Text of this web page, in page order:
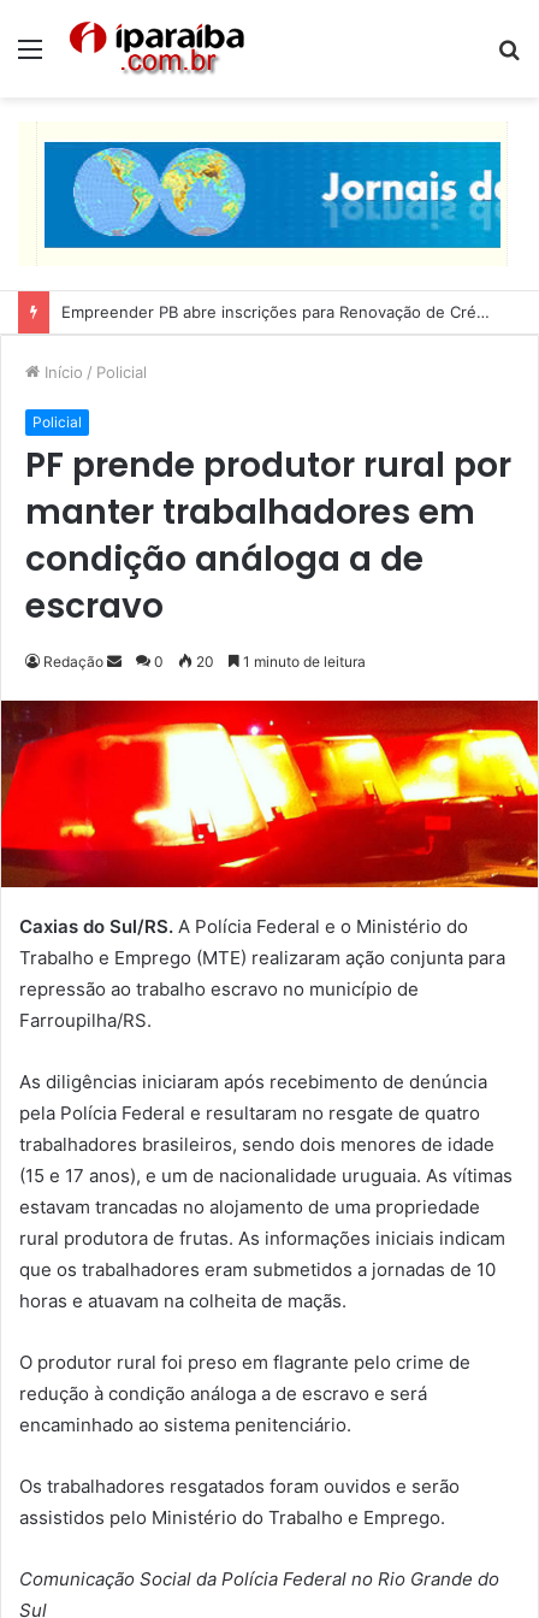
Menu
Lucas Ribeiro inspeciona obras da última etapa do Centro de Convenções
Início / Policial
Policial
PF prende produtor rural por
manter trabalhadores em
condição análoga a de
escravo
Redação
n
d
-
m
a
0 20 1 minuto de leitura
Caxias do Sul/RS. A Polícia Federal e o Ministério do
Trabalho e Emprego (MTE) realizaram ação conjunta para
repressão ao trabalho escravo no município de
Farroupilha/RS.
As diligências iniciaram após recebimento de denúncia
pela Polícia Federal e resultaram no resgate de quatro
trabalhadores brasileiros, sendo dois menores de idade
(15 e 17 anos), e um de nacionalidade uruguaia. As vítimas
estavam trancadas no alojamento de uma propriedade
rural produtora de frutas. As informações iniciais indicam
que os trabalhadores eram submetidos a jornadas de 10
horas e atuavam na colheita de maçãs.
O produtor rural foi preso em flagrante pelo crime de
redução à condição análoga a de escravo e será
encaminhado ao sistema penitenciário.
Os trabalhadores resgatados foram ouvidos e serão
assistidos pelo Ministério do Trabalho e Emprego.
Comunicação Social da Polícia Federal no Rio Grande do
Sul